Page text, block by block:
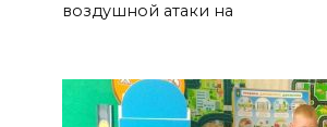
воздушной атаки на